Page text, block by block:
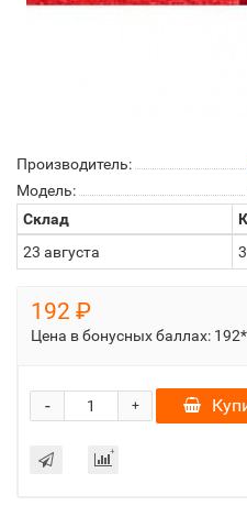
Производитель:
Модель:
Склад
23 августа
192 ₽
Цена в бонусных баллах:
+
-